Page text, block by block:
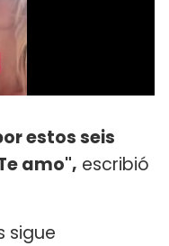
estos seis
amo", escribió
sigue